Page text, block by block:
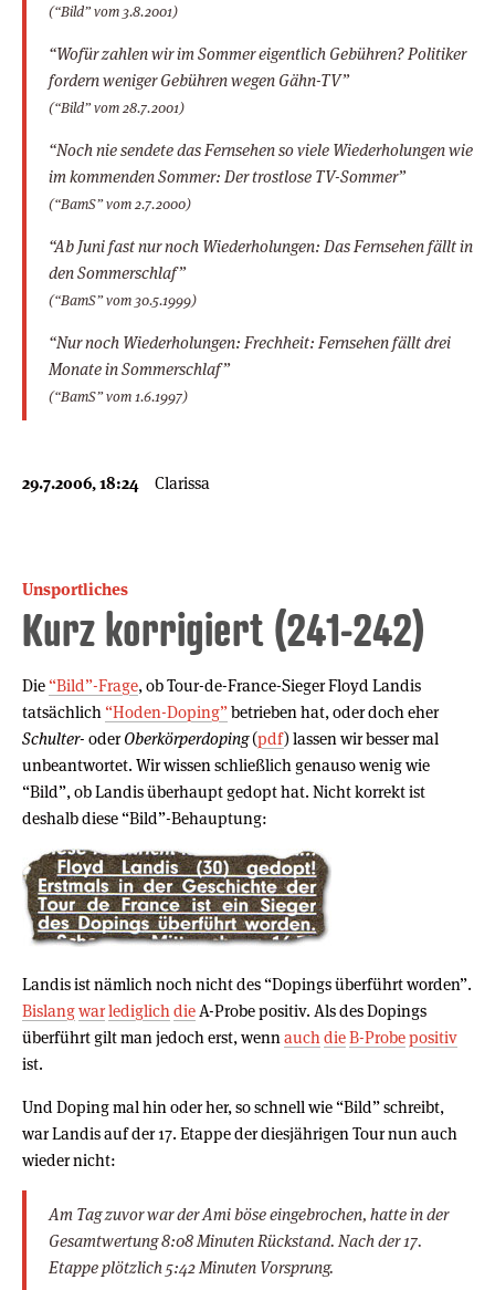
(“Bild” vom 3.8.2001)
“Wofür zahlen wir im Sommer eigentlich Gebühren? Politiker
fordern weniger Gebühren wegen Gähn-TV”
(“Bild” vom 28.7.2001)
“Noch nie sendete das Fernsehen so viele Wiederholungen wie
im kommenden Sommer: Der trostlose TV-Sommer”
(“BamS” vom 2.7.2000)
“Ab Juni fast nur noch Wiederholungen: Das Fernsehen fällt in
den Sommerschlaf”
(“BamS” vom 30.5.1999)
“Nur noch Wiederholungen: Frechheit: Fernsehen fällt drei
Monate in Sommerschlaf”
(“BamS” vom 1.6.1997)
29.7.2006, 18:24 Clarissa
Unsportliches
Kurz korrigiert (241-242)
Die “Bild”-Frage, ob Tour-de-France-Sieger Floyd Landis
tatsächlich “Hoden-Doping”betrieben hat, oder doch eher
Schulter- oderOberkörperdoping(pdf) lassen wir besser mal
unbeantwortet. Wir wissen schließlich genauso wenig wie
“Bild”, ob Landis überhaupt gedopt hat. Nicht korrekt ist
deshalb diese “Bild”-Behauptung:
Landis ist nämlich noch nicht des “Dopings überführt worden”.
Bislangwarlediglich die A-Probe positiv. Als des Dopings
überführt gilt man jedoch erst, wenn auch dieB-Probepositiv
ist.
Und Doping mal hin oder her, so schnell wie “Bild” schreibt,
war Landis auf der 17. Etappe der diesjährigen Tour nun auch
wieder nicht:
Am Tag zuvor war der Ami böse eingebrochen, hatte in der
Gesamtwertung 8:08 Minuten Rückstand. Nach der 17.
Etappe plötzlich 5:42 Minuten Vorsprung.